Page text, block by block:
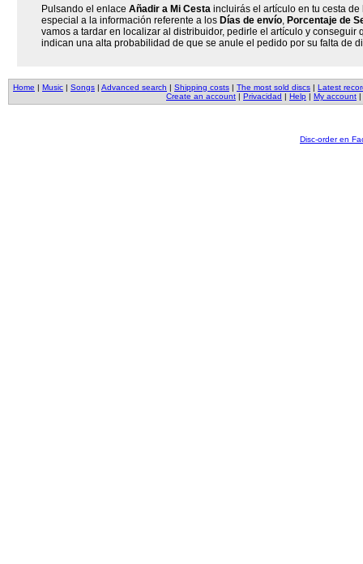
Pulsando el enlace Añadir a Mi Cestaincluirás el artículo en tu cesta de
especial a la información referente a los Días de envío, Porcentaje de
vamos a tardar en localizar al distribuidor, pedirle el artículo y
indican una alta probabilidad de que se anule el pedido por su falta de
Home | Music | Songs | Advanced search | Shipping costs | The most sold discs | Latest
Create an account | Privacidad | Help | My account |
Disc-order en